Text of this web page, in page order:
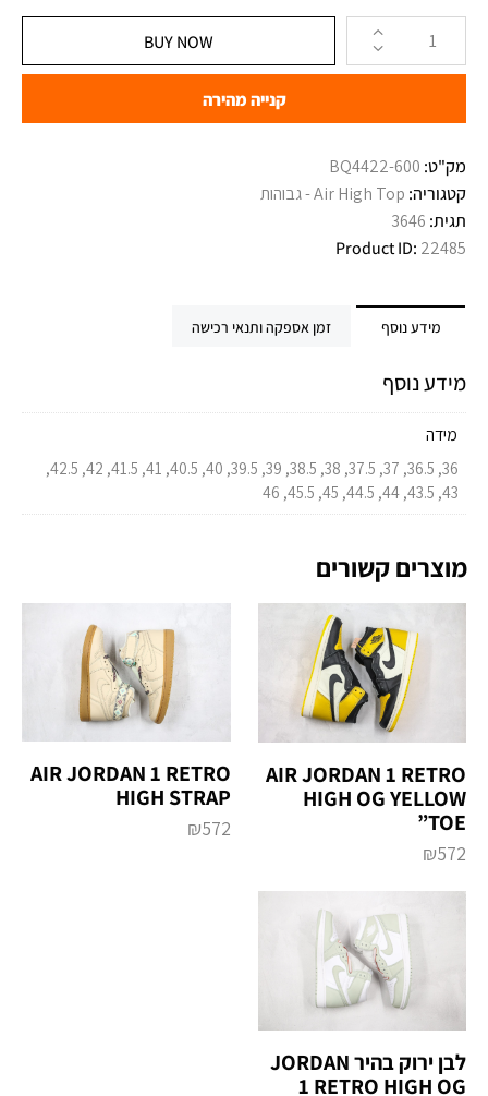
BUY NOW
קנייה מהירה
מק"ט: BQ4422-600
קטגוריה: Air High Top - גבוהות
תגית: 3646
Product ID: 22485
מידע נוסף זמן אספקה ותנאי רכישה
מידע נוסף
מידה
36, 36.5, 37, 37.5, 38, 38.5, 39, 39.5, 40, 40.5, 41, 41.5, 42, 42.5,
43, 43.5, 44, 44.5, 45, 45.5, 46
מוצרים קשורים
AIR JORDAN 1 RETRO
HIGH OG YELLOW
TOE”
₪572
AIR JORDAN 1 RETRO
HIGH STRAP
₪572
לבן ירוק בהיר JORDAN
1 RETRO HIGH OG